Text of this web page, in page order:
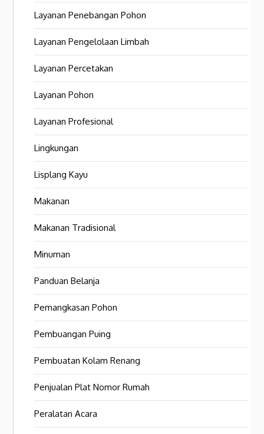
Layanan Penebangan Pohon
Layanan Pengelolaan Limbah
Layanan Percetakan
Layanan Pohon
Layanan Profesional
Lingkungan
Lisplang Kayu
Makanan
Makanan Tradisional
Minuman
Panduan Belanja
Pemangkasan Pohon
Pembuangan Puing
Pembuatan Kolam Renang
Penjualan Plat Nomor Rumah
Peralatan Acara